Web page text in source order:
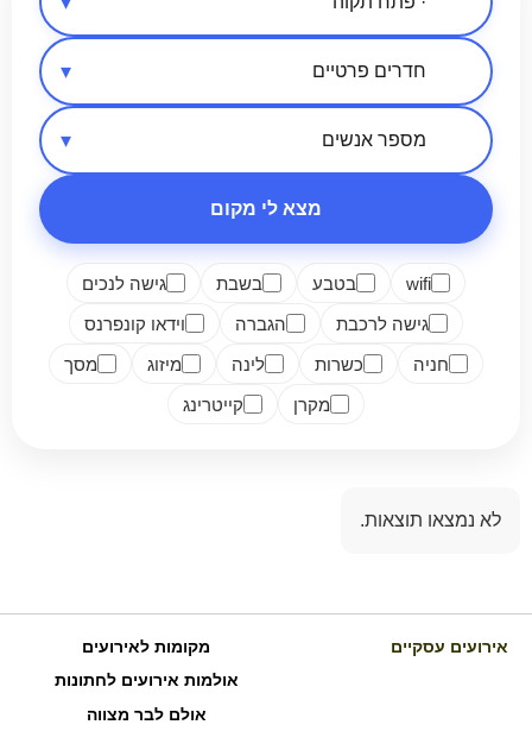
אזור בארץ
סיווג מקום
מספר אנשים
מצא לי מקום
wifi בטבע בשבת
גישה לנכים
גישה לרכבת
הגברה
וידאו קונפרנס
חניה
כשרות לינה מיזוג
מסך
מקרן
קייטרינג
לא נמצאו תוצאות.
אירועים עסקיים
מקומות לאירועים
אולמות אירועים לחתונות
אולם לבר מצווה